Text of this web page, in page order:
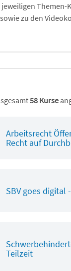
Themen-
zu den
58 Kurse
Arbeitsrecht
Recht auf
SBV goes digital
Teilzeit